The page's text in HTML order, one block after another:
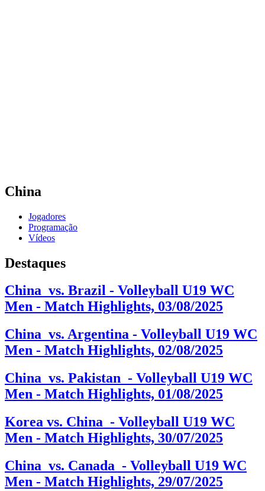
China
Jogadores
Programação
Vídeos
Destaques
China vs. Brazil - Volleyball U19 WC
Men - Match Highlights, 03/08/2025
China vs. Argentina - Volleyball U19 WC
Men - Match Highlights, 02/08/2025
China vs. Pakistan - Volleyball U19 WC
Men - Match Highlights, 01/08/2025
Korea vs. China - Volleyball U19 WC
Men - Match Highlights, 30/07/2025
China vs. Canada - Volleyball U19 WC
Men - Match Highlights, 29/07/2025